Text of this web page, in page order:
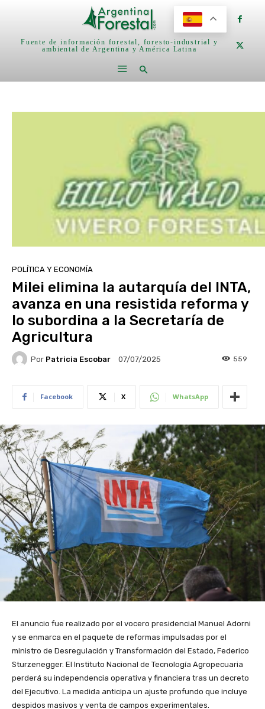
Fuente de información forestal, foresto-industrial y
ambiental de Argentina y América Latina
POLÍTICA Y ECONOMÍA
Milei elimina la autarquía del INTA,
avanza en una resistida reforma y
lo subordina a la Secretaría de
Agricultura
Por Patricia Escobar 07/07/2025 559
Facebook X WhatsApp
El anuncio fue realizado por el vocero presidencial Manuel Adorni
y se enmarca en el paquete de reformas impulsadas por el
ministro de Desregulación y Transformación del Estado, Federico
Sturzenegger. El Instituto Nacional de Tecnología Agropecuaria
perderá su independencia operativa y financiera tras un decreto
del Ejecutivo. La medida anticipa un ajuste profundo que incluye
despidos masivos y venta de campos experimentales.